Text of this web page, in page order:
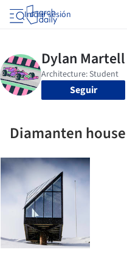
Iniciar sesión
Seguir
Diamanten house